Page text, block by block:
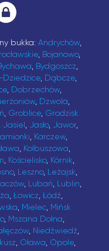
bukka: Andrychów,
, Bojanowo,
, Bydgoszcz,
Dziedzice, Dąbcze,
, Dobrzechów,
, Dzwola,
, Groblice, Grodzisk
, Jasiel, Jasło, Jawor,
, Karczew,
, Kolbuszowa,
, Kościelisko, Kórnik,
, Leszno, Leżajsk,
, Lubań, Lublin,
, Łowicz, Łódź,
, Mielec, Mińsk
, Mszana Dolna,
, Niedźwiedź,
, Oława, Opole,